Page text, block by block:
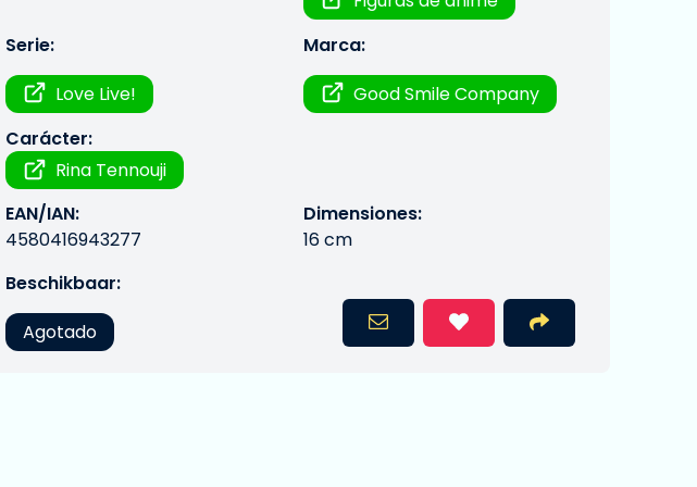
Serie:
Love Live!
Marca:
Good Smile Company
Carácter:
Rina Tennouji
EAN/IAN:
4580416943277
Dimensiones:
16 cm
Beschikbaar:
Agotado